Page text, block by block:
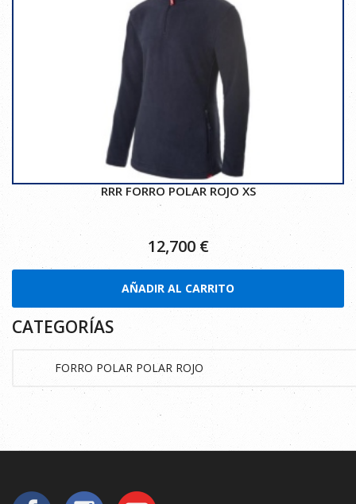
RRR FORRO POLAR ROJO XS
12,700 €
AÑADIR AL CARRITO
CATEGORÍAS